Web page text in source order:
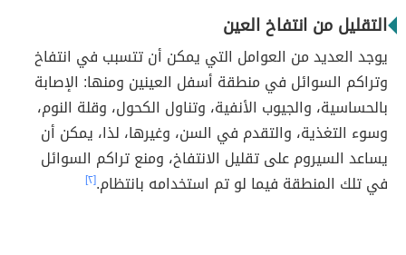
التقليل من انتفاخ العين
يوجد العديد من العوامل التي يمكن أن تتسبب في انتفاخ
وتراكم السوائل في منطقة أسفل العينين ومنها: الإصابة
بالحساسية، والجيوب الأنفية، وتناول الكحول، وقلة النوم،
وسوء التغذية، والتقدم في السن، وغيرها، لذا، يمكن أن
يساعد السيروم على تقليل الانتفاخ، ومنع تراكم السوائل
في تلك المنطقة فيما لو تم استخدامه بانتظام.[٢]